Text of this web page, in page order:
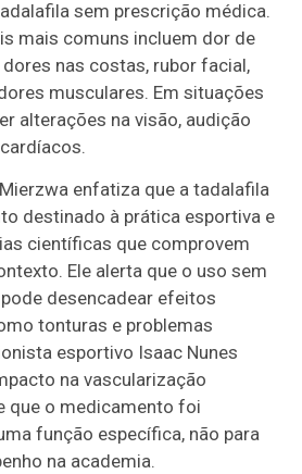
sem prescrição médica.
mais comuns incluem dor de
nas costas, rubor facial,
musculares. Em situações
alterações na visão, audição
enfatiza que a tadalafila
destinado à prática esportiva e
científicas que comprovem
Ele alerta que o uso sem
desencadear efeitos
tonturas e problemas
esportivo Isaac Nunes
na vascularização
que o medicamento foi
função específica, não para
na academia.